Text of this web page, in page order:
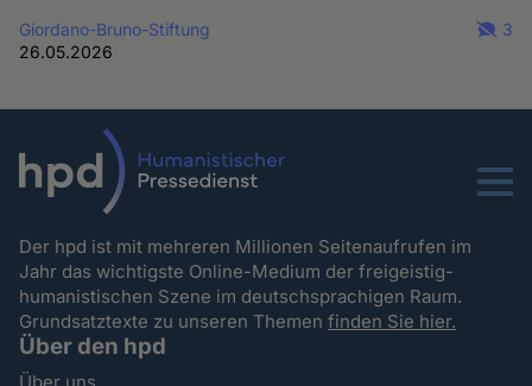
Giordano-Bruno-Stiftung
26.05.2026
3
Menu
Der hpd ist mit mehreren Millionen Seitenaufrufen im
Jahr das wichtigste Online-Medium der freigeistig-
humanistischen Szene im deutschsprachigen Raum.
Grundsatztexte zu unseren Themenfinden Sie hier.
Über den hpd